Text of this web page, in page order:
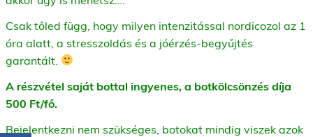
Csak tőled függ, hogy milyen intenzitással nordicozol az 1
óra alatt, a stresszoldás és a jóérzés-begyűjtés
garantált.
A részvétel saját bottal ingyenes, a botkölcsönzés díja
500 Ft/fő.
Bejelentkezni nem szükséges, botokat mindig viszek azok